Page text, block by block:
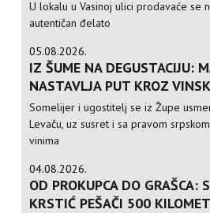
U lokalu u Vasinoj ulici prodavaće se
autentičan đelato
05.08.2026.
IZ ŠUME NA DEGUSTACIJU:
NASTAVLJA PUT KROZ
Somelijer i ugostitelj se iz Župe
Levaču, uz susret i sa pravom
vinima
04.08.2026.
OD PROKUPCA DO GRAŠCA:
KRSTIĆ PEŠAČI 500